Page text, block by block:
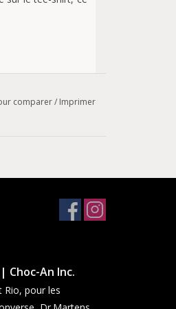
comparer/ Imprimer
Choc-An Inc.
Rio, pour les